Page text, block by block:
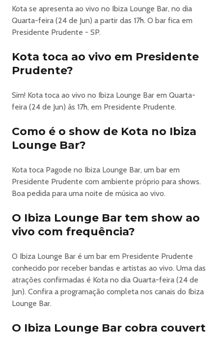
Kota se apresenta ao vivo no Ibiza Lounge Bar, no dia
Quarta-feira (24 de Jun) a partir das 17h. O bar fica em
Presidente Prudente - SP.
Kota toca ao vivo em Presidente
Prudente?
Sim! Kota toca ao vivo no Ibiza Lounge Bar em Quarta-
feira (24 de Jun) às 17h, em Presidente Prudente.
Como é o show de Kota no Ibiza
Lounge Bar?
Kota toca Pagode no Ibiza Lounge Bar, um bar em
Presidente Prudente com ambiente próprio para shows.
Boa pedida para uma noite de música ao vivo.
O Ibiza Lounge Bar tem show ao
vivo com frequência?
O Ibiza Lounge Bar é um bar em Presidente Prudente
conhecido por receber bandas e artistas ao vivo. Uma das
atrações confirmadas é Kota no dia Quarta-feira (24 de
Jun). Confira a programação completa nos canais do Ibiza
Lounge Bar.
O Ibiza Lounge Bar cobra couvert